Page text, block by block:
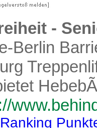
-
Berlin